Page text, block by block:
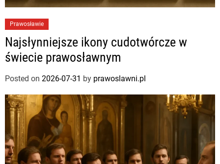
Prawosławie
Najsłynniejsze ikony cudotwórcze w
świecie prawosławnym
Posted on 2026-07-31 by prawoslawni.pl